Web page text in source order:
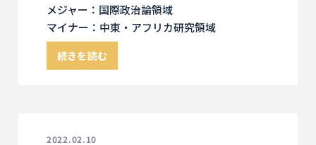
メジャー：国際政治論領域
マイナー：中東・アフリカ研究領域
続きを読む
2022.02.10